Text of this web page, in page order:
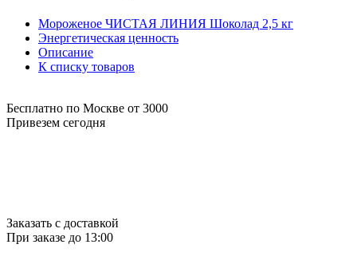
Мороженое ЧИСТАЯ ЛИНИЯ Шоколад 2,5 кг
Энергетическая ценность
Описание
К списку товаров
Бесплатно по Москве от 3000
Привезем сегодня
Заказать с доставкой
При заказе до 13:00